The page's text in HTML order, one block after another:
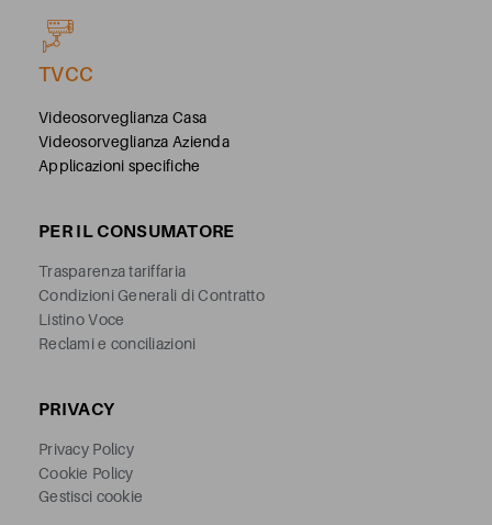
TVCC
Videosorveglianza Casa
Videosorveglianza Azienda
Applicazioni specifiche
PER IL CONSUMATORE
Trasparenza tariffaria
Condizioni Generali di Contratto
Listino Voce
Reclami e conciliazioni
PRIVACY
Privacy Policy
Cookie Policy
Gestisci cookie